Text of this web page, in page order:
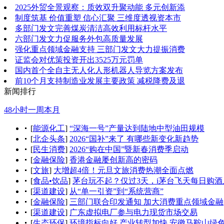
2025外贸全景观察：质效双升聚动能 多元创新添
制度筑基 价值重塑 信心汇聚 三维度透视资本市
多部门发文完善煤炭清洁高效利用标杆水平
六部门发文力促服务外包高质量发展
强化重点领域金融支持 三部门发文大力提振消费
证监会对优策投资开出3525万元罚单
国内首个全自主无人化人形机器人导览方案发布
前10个月支持制造业发展主要政策 减税降费及退
新闻排行
48小时一周本月
[能源化工] “深海一号”产量达到陆地中型油田规模
[北企头条] 2026“国补”来了 有哪些新变化新趋势
[民生消费] 2026“购在中国”暨新春消费季启动
[金融保险] 香港金融屡创新高的密码
[文旅] 大增超4倍！元旦文旅消费热潮全面点燃
[食品•饮品] 茅台玩不起？仅过3天，i茅台飞天每日购酒
[渠道建设] 从“单一引资”到“系统营商”
[金融保险] 三部门联合印发通知 加大消费重点领域金融
[渠道建设] 广东虚拟电厂参与电力现货市场交易